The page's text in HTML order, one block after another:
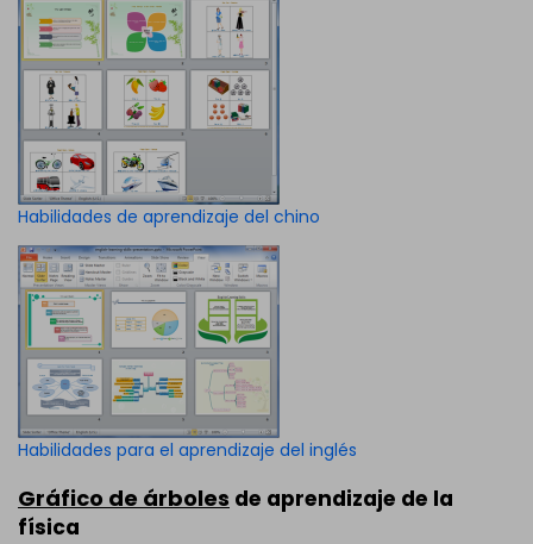
Habilidades de aprendizaje del chino
Habilidades para el aprendizaje del inglés
Gráfico de árboles de aprendizaje de la
física